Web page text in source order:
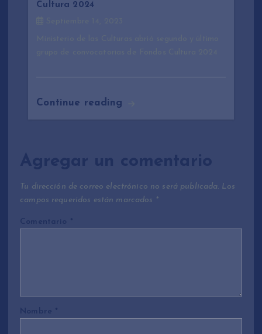
Cultura 2024
Continue reading
Agregar un comentario
Tu dirección de correo electrónico no será publicada. Los
campos requeridos están marcados *
Comentario *
Nombre *